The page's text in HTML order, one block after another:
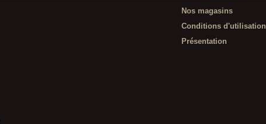
Nos magasins
Conditions d'utilisation
Présentation